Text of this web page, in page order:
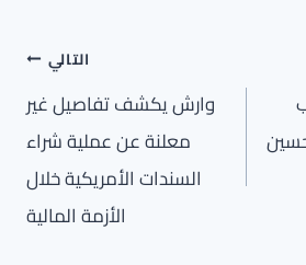
التالي
وارش يكشف تفاصيل غير
معلنة عن عملية شراء
السندات الأمريكية خلال
الأزمة المالية